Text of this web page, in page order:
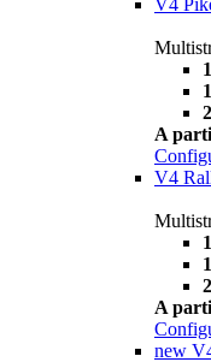
A
V4
A
new